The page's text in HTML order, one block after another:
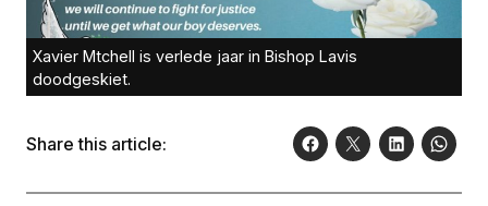
Xavier Mtchell is verlede jaar in Bishop Lavis
doodgeskiet.
Share this article: